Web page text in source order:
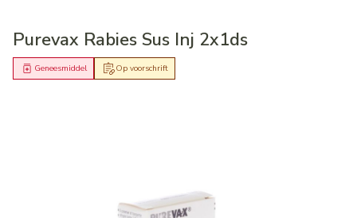
Purevax Rabies Sus Inj 2x1ds
Op voorschrift
Geneesmiddel